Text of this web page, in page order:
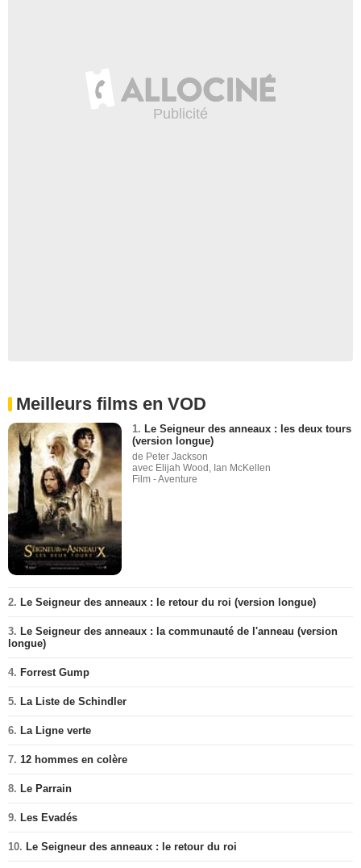
Meilleurs films en VOD
1. Le Seigneur des anneaux : les deux tours
(version longue)
de Peter Jackson
avec Elijah Wood, Ian McKellen
Film - Aventure
2. Le Seigneur des anneaux : le retour du roi (version longue)
3. Le Seigneur des anneaux : la communauté de l'anneau (version
longue)
4. Forrest Gump
5. La Liste de Schindler
6. La Ligne verte
7. 12 hommes en colère
8. Le Parrain
9. Les Evadés
10. Le Seigneur des anneaux : le retour du roi